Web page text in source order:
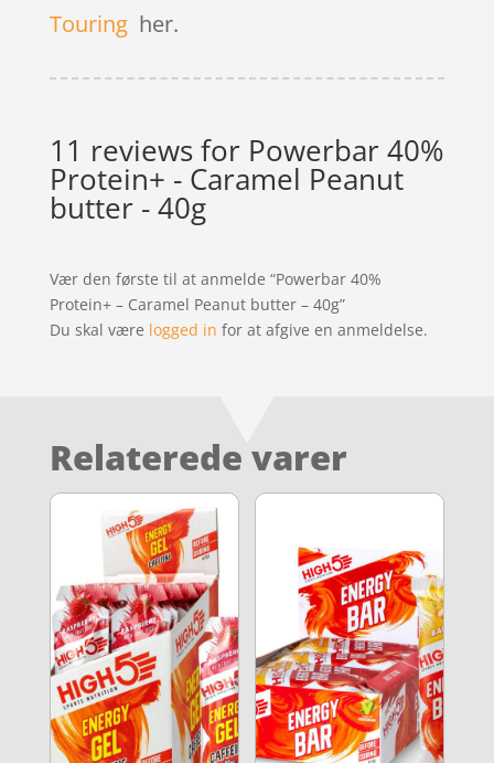
Touringher.
11 reviews for Powerbar 40%
Protein+ - Caramel Peanut
butter - 40g
Vær den første til at anmelde “Powerbar 40%
Protein+ – Caramel Peanut butter – 40g”
Du skal være logged in for at afgive en anmeldelse.
Relaterede varer